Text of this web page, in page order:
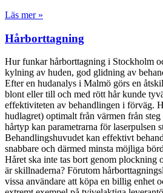
Läs mer »
Hårborttagning
Hur funkar hårborttagning i Stockholm
kylning av huden, god glidning av
Efter en hudanalys i Malmö görs en
blont eller till och med rött hår kunde
effektiviteten av behandlingen i förväg.
hudlagret) optimalt från värmen från
hårtyp kan parametrarna för laserpulsen
Behandlingshuvudet kan effektivt
snabbare och därmed minsta möjliga
Håret ska inte tas bort genom plockning
är skillnaderna? Förutom
vissa användare att köpa en billig enhet